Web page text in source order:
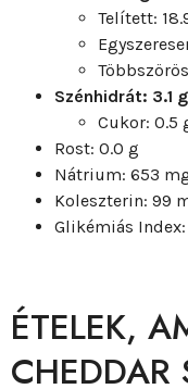
Telített:
Szénhidrát: 3.1 g
Cukor: 0.5
Rost: 0.0 g
Nátrium: 653
Koleszterin: 99
Glikémiás
ÉTELEK,
CHEDDAR